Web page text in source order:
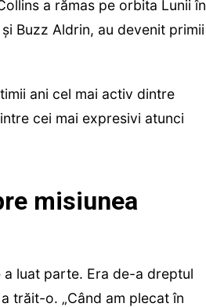
a rămas pe orbita Lunii în
Buzz Aldrin, au devenit primii
ani cel mai activ dintre
cei mai expresivi atunci
misiunea
luat parte. Era de-a dreptul
trăit-o. „Când am plecat în